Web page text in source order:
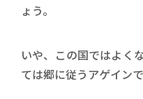
ょう。
いや、この国ではよく
ては郷に従うアゲインで